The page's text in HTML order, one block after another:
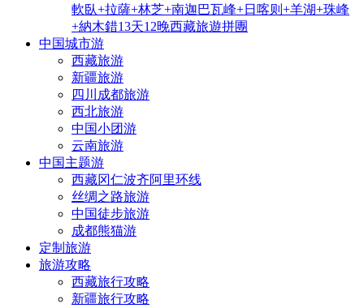
軟臥+拉薩+林芝+南迦巴瓦峰+日喀则+羊湖+珠峰
+納木錯13天12晚西藏旅遊拼團
中国城市游
西藏旅游
新疆旅游
四川成都旅游
西北旅游
中国小团游
云南旅游
中国主题游
西藏冈仁波齐阿里环线
丝绸之路旅游
中国徒步旅游
成都熊猫游
定制旅游
旅游攻略
西藏旅行攻略
新疆旅行攻略